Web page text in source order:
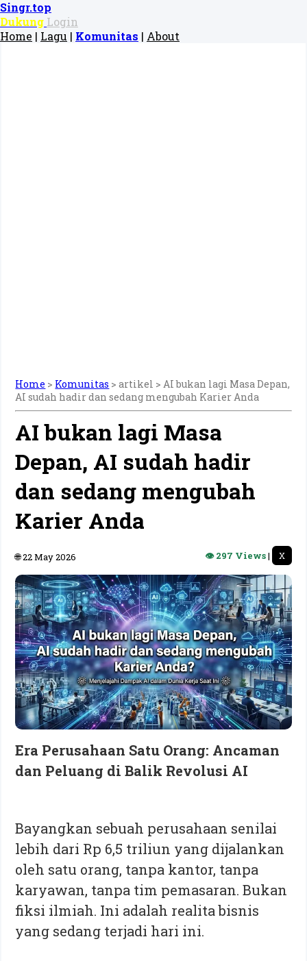
Singr.top
Dukung Login
Home | Lagu | Komunitas | About
Home > Komunitas > artikel >AI bukan lagi Masa Depan,
AI sudah hadir dan sedang mengubah Karier Anda
AI bukan lagi Masa
Depan, AI sudah hadir
dan sedang mengubah
Karier Anda
🌐 22 May 2026 👁 297 Views| X
Era Perusahaan Satu Orang: Ancaman
dan Peluang di Balik Revolusi AI
Bayangkan sebuah perusahaan senilai
lebih dari Rp 6,5 triliun yang dijalankan
oleh satu orang, tanpa kantor, tanpa
karyawan, tanpa tim pemasaran. Bukan
fiksi ilmiah. Ini adalah realita bisnis
yang sedang terjadi hari ini.